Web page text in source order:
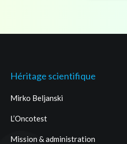
Héritage scientifique
Mirko Beljanski
L’Oncotest
Mission & administration